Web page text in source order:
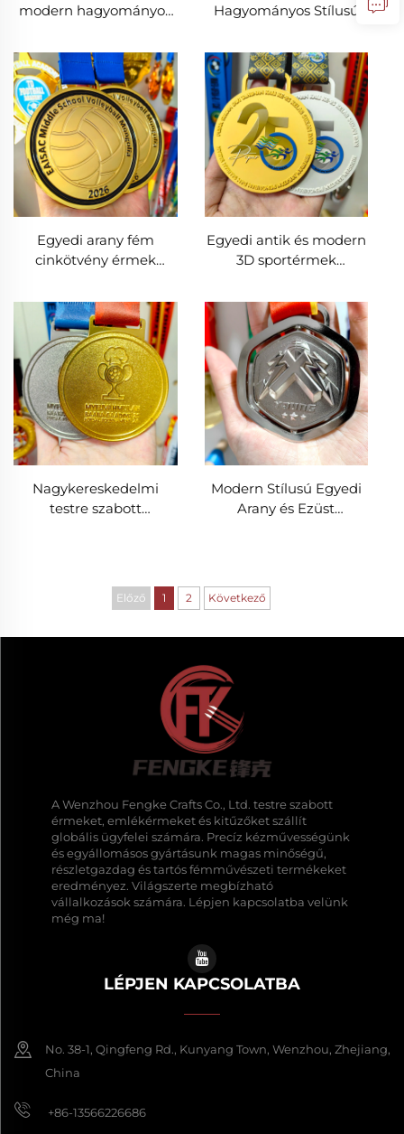
modern hagyományos
gyártása személyre
szabott focilabda
kosárlabda sportverseny
díj érmék
Hagyományos Stílusú
Érem Nagy Minőség
Úszás Futás
Labdarúgás és
Amerikaifutball
Sportokhoz
Egyedi arany fém
cinkötvény érmek
3D foci, röplabda díjak
sportversenyekhez logó
személyre szabás
Egyedi antik és modern
3D sportérmek
maratonhoz,
labdarúgáshoz és
úszásversenyhez,
befejező díjak
Nagykereskedelmi
testre szabott
focidíj
Modern Stílusú Egyedi
Arany és Ezüst
Sportérem
Előző 1 2 Következő
A Wenzhou Fengke Crafts Co., Ltd. testre szabott
érmeket, emlékérmeket és kitűzőket szállít
globális ügyfelei számára. Precíz kézművességünk
és egyállomásos gyártásunk magas minőségű,
részletgazdag és tartós fémművészeti termékeket
eredményez. Világszerte megbízható
vállalkozások számára. Lépjen kapcsolatba velünk
még ma!
LÉPJEN KAPCSOLATBA
No. 38-1, Qingfeng Rd., Kunyang Town, Wenzhou, Zhejiang,
China
+86-13566226686